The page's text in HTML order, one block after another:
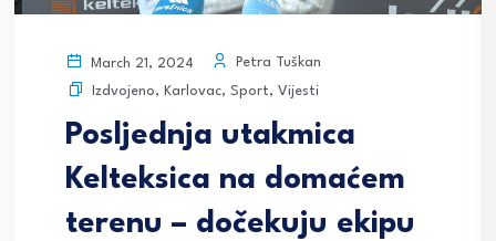
March 21, 2024
Petra Tuškan
Izdvojeno, Karlovac, Sport, Vijesti
Posljednja utakmica
Kelteksica na domaćem
terenu – dočekuju ekipu